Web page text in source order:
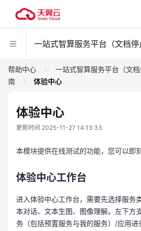
一站式智算服务平台（文档停
帮助中心 一站式智算服务平台（文档
南
体验中心
体验中心
更新时间 2025-11-27 14:13:33
本模块提供在线测试的功能，您可以即
体验中心工作台
进入体验中心工作台，需要先选择服务
本对话、文本生图、图像理解。左下方
务（包括预置服务与我的服务）/应用进